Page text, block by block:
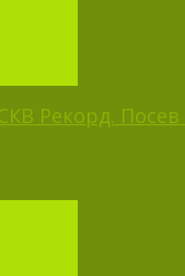
Рекорд.